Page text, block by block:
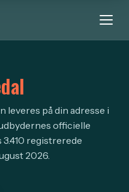
leveres på din adresse i
officielle
registrerede
2026.